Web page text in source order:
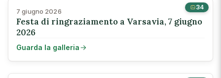
34
7 giugno 2026
Festa di ringraziamento a Varsavia, 7 giugno
2026
Guarda la galleria